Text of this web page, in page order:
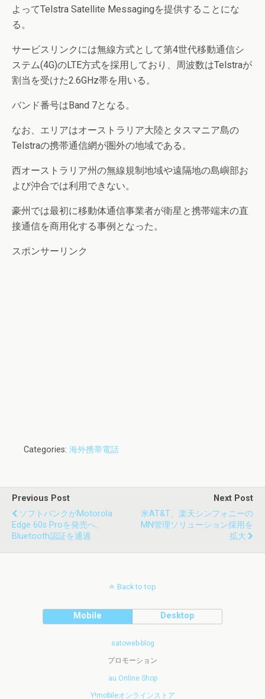
よってTelstra Satellite Messagingを提供することにな
る。
サービスリンクには無線方式として第4世代移動通信シ
ステム(4G)のLTE方式を採用しており、周波数はTelstraが
割当を受けた2.6GHz帯を用いる。
バンド番号はBand 7となる。
なお、エリアはオーストラリア大陸とタスマニア島の
Telstraの携帯通信網が圏外の地域である。
西オーストラリア州の無線規制地域や遠隔地の島嶼部お
よび沖合では利用できない。
豪州では最初に移動体通信事業者が衛星と携帯端末の直
接通信を商用化する事例となった。
スポンサーリンク
Categories: 海外携帯電話
Previous Post
ソフトバンクがmotorola
Edge 60s Proを発売へ、
Bluetooth認証を通過
Next Post
米AT&T、楽天シンフォニーの
MN管理ソリューション採用を
拡大
Back to top
Mobile Desktop
satoweb-blog
プロモーション
au Online Shop
Y!mobileオンラインストア